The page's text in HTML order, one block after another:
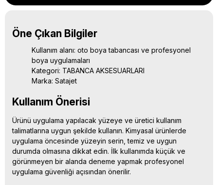
Öne Çıkan Bilgiler
Kullanım alanı: oto boya tabancası ve profesyonel
boya uygulamaları
Kategori: TABANCA AKSESUARLARI
Marka: Satajet
Kullanım Önerisi
Ürünü uygulama yapılacak yüzeye ve üretici kullanım
talimatlarına uygun şekilde kullanın. Kimyasal ürünlerde
uygulama öncesinde yüzeyin serin, temiz ve uygun
durumda olmasına dikkat edin. İlk kullanımda küçük ve
görünmeyen bir alanda deneme yapmak profesyonel
uygulama güvenliği açısından önerilir.